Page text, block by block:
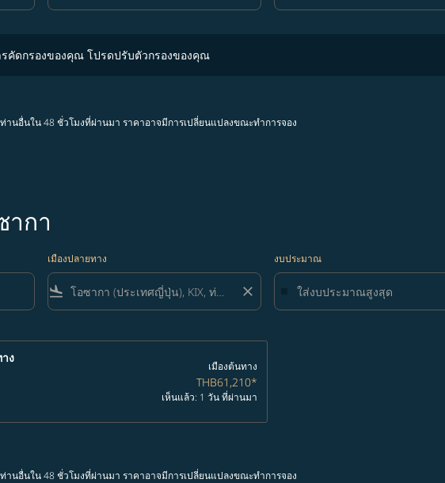
คัดกรองของคุณ โปรดปรับตัวกรองของคุณ
นอื่นใน 48 ชั่วโมงที่ผ่านมา ราคาอาจมีการเปลี่ยนแปลงขณะทำการจอง
กา
เมืองปลายทาง
flight_land close
งบประมาณ
ง
เมืองต้นทาง
THB61,210*
เห็นแล้ว: 1 วัน ที่ผ่านมา
นอื่นใน 48 ชั่วโมงที่ผ่านมา ราคาอาจมีการเปลี่ยนแปลงขณะทำการจอง